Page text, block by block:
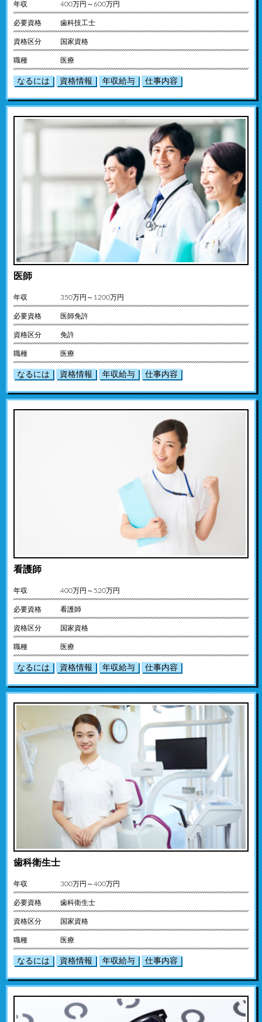
年収 400万円～600万円
必要資格 歯科技工士
資格区分 国家資格
職種 医療
なるには 資格情報 年収給与 仕事内容
医師
年収 350万円～1200万円
必要資格 医師免許
資格区分 免許
職種 医療
なるには 資格情報 年収給与 仕事内容
看護師
年収 400万円～520万円
必要資格 看護師
資格区分 国家資格
職種 医療
なるには 資格情報 年収給与 仕事内容
歯科衛生士
年収 300万円～400万円
必要資格 歯科衛生士
資格区分 国家資格
職種 医療
なるには 資格情報 年収給与 仕事内容